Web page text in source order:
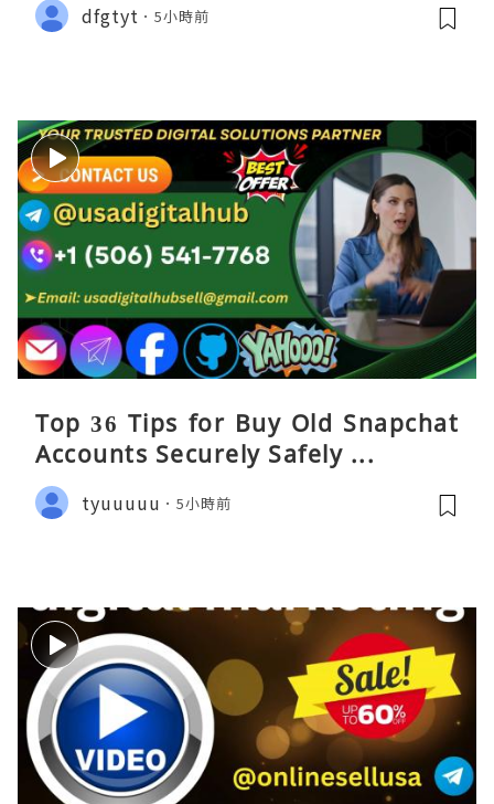
dfgtyt 5小時前
Top 36 Tips for Buy Old Snapchat
Accounts Securely Safely ...
tyuuuuu 5小時前